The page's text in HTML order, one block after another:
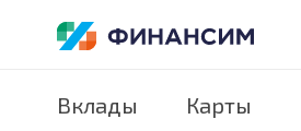
Вклады Карты